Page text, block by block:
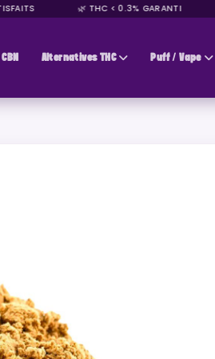
🌿 THC < 0.3% GARANTI
CBN Alternatives THC Puff / Vape